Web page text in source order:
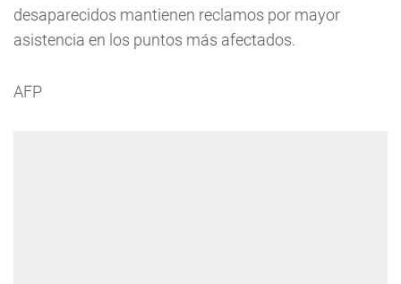
desaparecidos mantienen reclamos por mayor
asistencia en los puntos más afectados.
AFP